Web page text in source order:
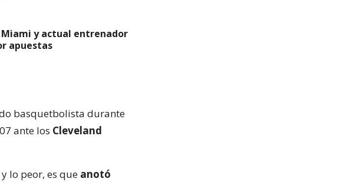
Miami y actual entrenador
apuestas
basquetbolista durante
ante los Cleveland
lo peor, es que anotó